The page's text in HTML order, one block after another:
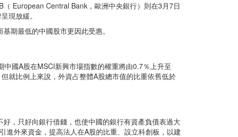
European Central Bank，歐洲中央銀行）則在3月7日
現放緩。
期最低的中國股市更因此受惠。
國A股在MSCI新興市場指數的權重將由0.7％上升至
就比例上來說，外資占整體A股總市值的比重依舊低於
，只好向銀行借錢，也使中國的銀行有資產負債表過大
進外來資金，提高法人在A股的比重、設立科創板，以建